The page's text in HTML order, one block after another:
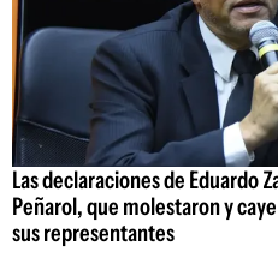
Las declaraciones de Eduardo
Peñarol, que molestaron y
sus representantes